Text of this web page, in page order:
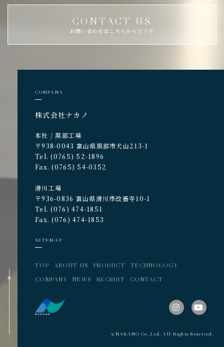
CONTACT US
お問い合わせはこちらからどうぞ
COMPANY
株式会社ナカノ
本社 / 黒部工場
〒938-0043 富山県黒部市犬山213-1
Tel. (0765) 52-1896
Fax. (0765) 54-0352
滑川工場
〒936-0836 富山県滑川市改養寺10-1
Tel. (076) 474-1851
Fax. (076) 474-1853
SITEMAP
TOP ABOUT US PRODUCT
TECHNOLOGY
COMPANY
NEWS RECRUIT CONTACT
©NAKANO Co.,Ltd. All Rights Reserved.